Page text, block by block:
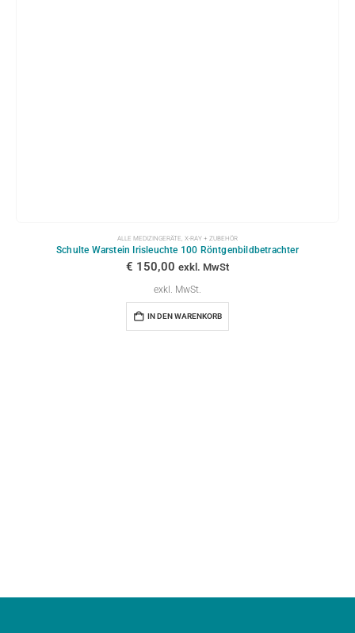
ALLE MEDIZINGERÄTE, X-RAY + ZUBEHÖR
Schulte Warstein Irisleuchte 100 Röntgenbildbetrachter
€ 150,00 exkl. MwSt
exkl. MwSt.
IN DEN WARENKORB